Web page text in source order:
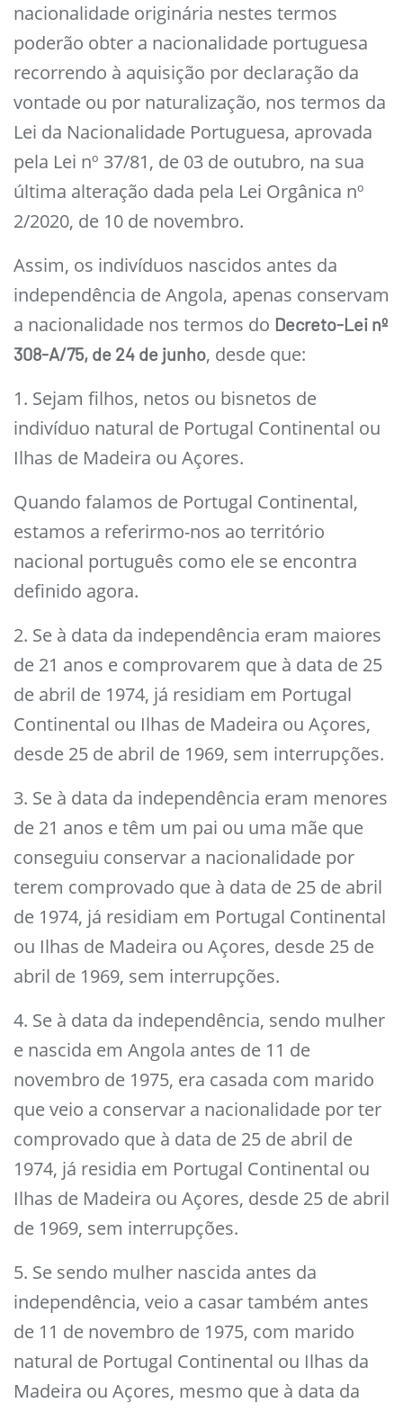
nacionalidade originária nestes termos
poderão obter a nacionalidade portuguesa
recorrendo à aquisição por declaração da
vontade ou por naturalização, nos termos da
Lei da Nacionalidade Portuguesa, aprovada
pela Lei nº 37/81, de 03 de outubro, na sua
última alteração dada pela Lei Orgânica nº
2/2020, de 10 de novembro.
Assim, os indivíduos nascidos antes da
independência de Angola, apenas conservam
a nacionalidade nos termos do Decreto-Lei nº
308-A/75, de 24 de junho, desde que:
1. Sejam filhos, netos ou bisnetos de
indivíduo natural de Portugal Continental ou
Ilhas de Madeira ou Açores.
Quando falamos de Portugal Continental,
estamos a referirmo-nos ao território
nacional português como ele se encontra
definido agora.
2. Se à data da independência eram maiores
de 21 anos e comprovarem que à data de 25
de abril de 1974, já residiam em Portugal
Continental ou Ilhas de Madeira ou Açores,
desde 25 de abril de 1969, sem interrupções.
3. Se à data da independência eram menores
de 21 anos e têm um pai ou uma mãe que
conseguiu conservar a nacionalidade por
terem comprovado que à data de 25 de abril
de 1974, já residiam em Portugal Continental
ou Ilhas de Madeira ou Açores, desde 25 de
abril de 1969, sem interrupções.
4. Se à data da independência, sendo mulher
e nascida em Angola antes de 11 de
novembro de 1975, era casada com marido
que veio a conservar a nacionalidade por ter
comprovado que à data de 25 de abril de
1974, já residia em Portugal Continental ou
Ilhas de Madeira ou Açores, desde 25 de abril
de 1969, sem interrupções.
5. Se sendo mulher nascida antes da
independência, veio a casar também antes
de 11 de novembro de 1975, com marido
natural de Portugal Continental ou Ilhas da
Madeira ou Açores, mesmo que à data da